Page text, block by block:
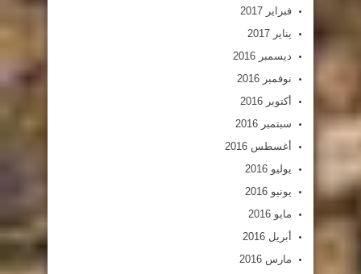
فبراير 2017
يناير 2017
ديسمبر 2016
نوفمبر 2016
أكتوبر 2016
سبتمبر 2016
أغسطس 2016
يوليو 2016
يونيو 2016
مايو 2016
أبريل 2016
مارس 2016